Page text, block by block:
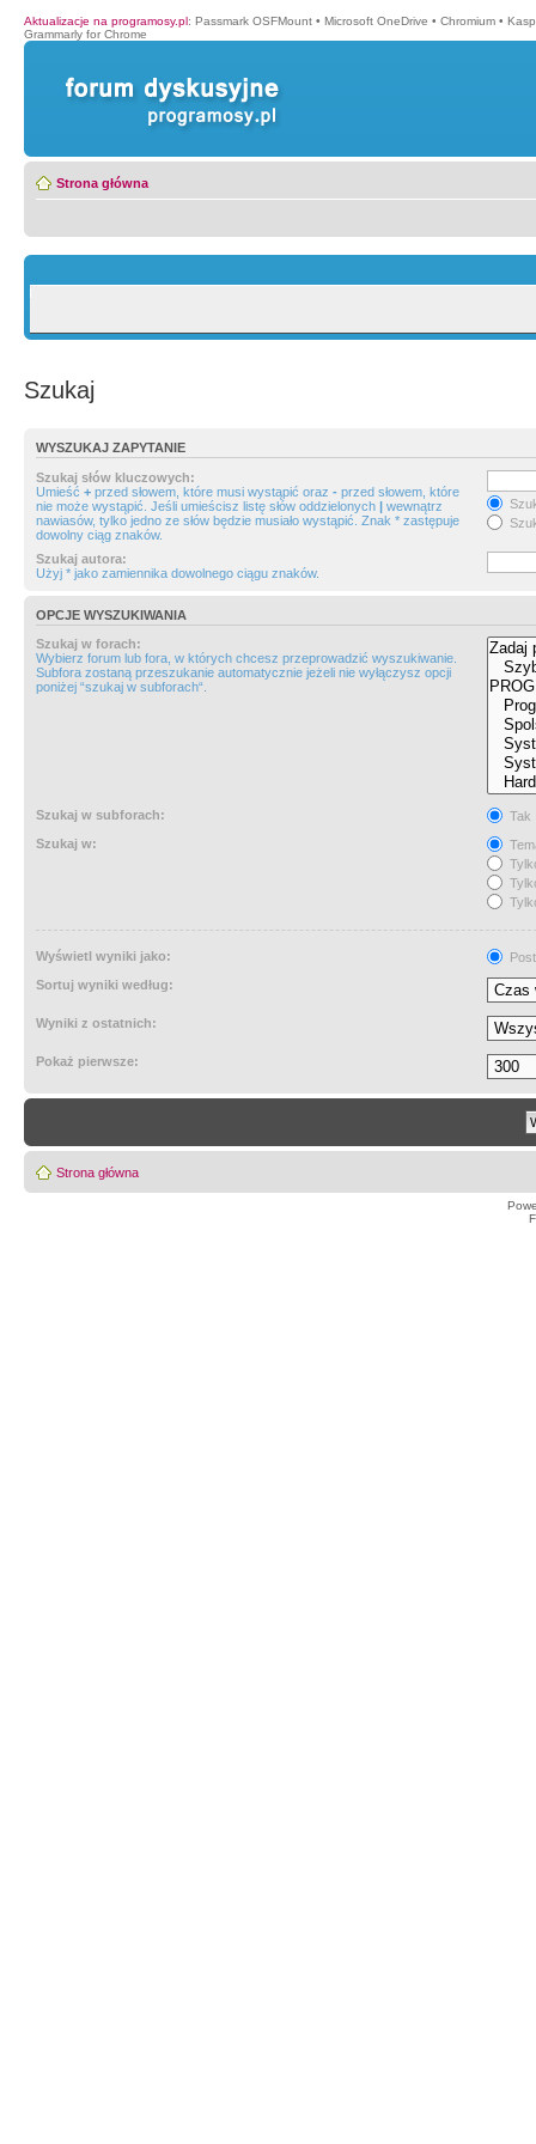
Aktualizacje na programosy.pl: Passmark OSFMount • Microsoft OneDrive • Chromium •
Grammarly for Chrome
Strona główna
Szukaj
WYSZUKAJ ZAPYTANIE
Szukaj słów kluczowych:
Umieść + przed słowem, które musi wystąpić oraz - przed słowem, które
nie może wystąpić. Jeśli umieścisz listę słów oddzielonych | wewnątrz
nawiasów, tylko jedno ze słów będzie musiało wystąpić. Znak * zastępuje
dowolny ciąg znaków.
Szukaj autora:
Użyj * jako zamiennika dowolnego ciągu znaków.
OPCJE WYSZUKIWANIA
Szukaj w forach:
Wybierz forum lub fora, w których chcesz przeprowadzić wyszukiwanie.
Subfora zostaną przeszukanie automatycznie jeżeli nie wyłączysz opcji
poniżej “szukaj w subforach“.
Szukaj w subforach:
Tak
Szukaj w:
Wyświetl wyniki jako:
Sortuj wyniki według:
Wyniki z ostatnich:
Pokaż pierwsze:
Strona główna